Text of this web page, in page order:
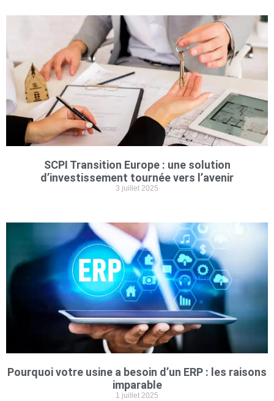
SCPI Transition Europe : une solution
d’investissement tournée vers l’avenir
3 juillet 2025
Pourquoi votre usine a besoin d’un ERP : les raisons
imparable
1 juillet 2025